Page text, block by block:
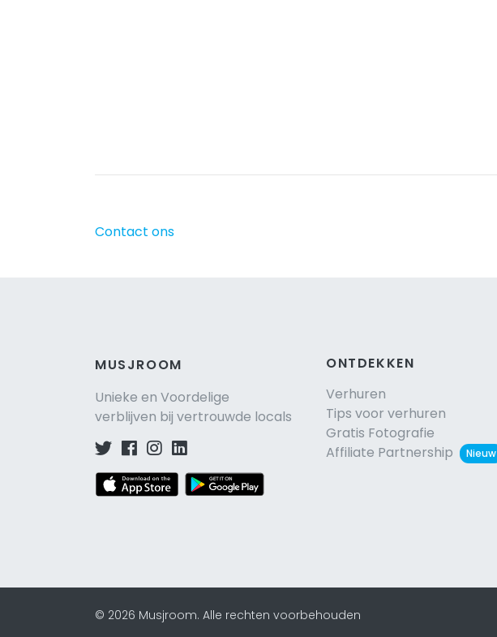
Contact ons
MUSJROOM
Unieke en Voordelige
verblijven bij vertrouwde locals
ONTDEKKEN
Verhuren
Tips voor verhuren
Gratis Fotografie
Affiliate Partnership
Nieuw
© 2026 Musjroom. Alle rechten voorbehouden